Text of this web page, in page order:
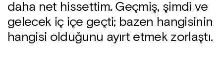
daha net hissettim. Geçmiş, şimdi ve
gelecek iç içe geçti; bazen hangisinin
hangisi olduğunu ayırt etmek zorlaştı.